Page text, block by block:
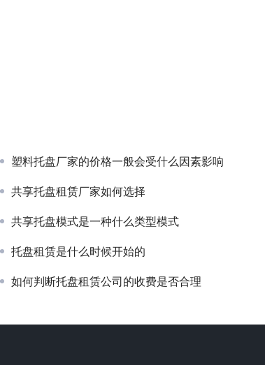
塑料托盘厂家的价格一般会受什么因素影响
共享托盘租赁厂家如何选择
共享托盘模式是一种什么类型模式
托盘租赁是什么时候开始的
如何判断托盘租赁公司的收费是否合理